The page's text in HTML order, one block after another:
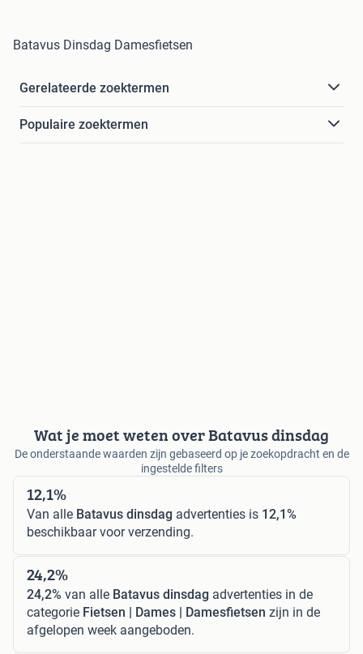
Batavus Dinsdag Damesfietsen
Gerelateerde zoektermen
Populaire zoektermen
Wat je moet weten over Batavus dinsdag
De onderstaande waarden zijn gebaseerd op je zoekopdracht en de
ingestelde filters
12,1%
Van alle Batavus dinsdag advertenties is 12,1%
beschikbaar voor verzending.
24,2%
24,2% van alle Batavus dinsdag advertenties in de
categorie Fietsen | Dames | Damesfietsen zijn in de
afgelopen week aangeboden.